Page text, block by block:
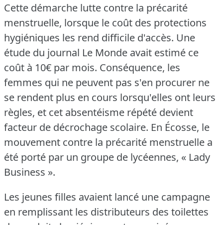
Cette démarche lutte contre la précarité
menstruelle, lorsque le coût des protections
hygiéniques les rend difficile d'accès. Une
étude du journal Le Monde avait estimé ce
coût à 10€ par mois. Conséquence, les
femmes qui ne peuvent pas s'en procurer ne
se rendent plus en cours lorsqu'elles ont leurs
règles, et cet absentéisme répété devient
facteur de décrochage scolaire. En Écosse, le
mouvement contre la précarité menstruelle a
été porté par un groupe de lycéennes, « Lady
Business ».
Les jeunes filles avaient lancé une campagne
en remplissant les distributeurs des toilettes